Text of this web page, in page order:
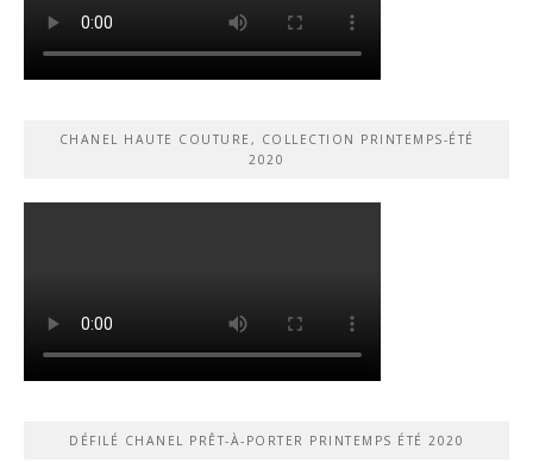
CHANEL HAUTE COUTURE, COLLECTION PRINTEMPS-ÉTÉ
2020
DÉFILÉ CHANEL PRÊT-À-PORTER PRINTEMPS ÉTÉ 2020